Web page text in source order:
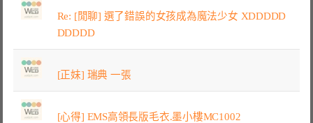
Re: [閒聊] 選了錯誤的女孩成為魔法少女 XDDDDD
DDDDD
[正妹] 瑞典 一張
[心得] EMS高領長版毛衣.墨小樓MC1002